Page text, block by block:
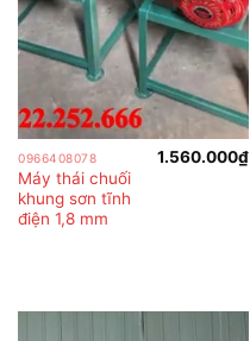
0966408078
Máy thái chuối
khung sơn tĩnh
điện 1,8 mm
1.560.000₫